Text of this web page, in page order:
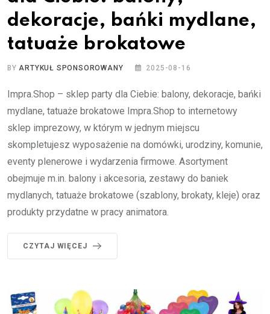
dekoracje, bańki mydlane,
tatuaże brokatowe
BYARTYKUŁ SPONSOROWANY 2025-08-16
Impra.Shop – sklep party dla Ciebie: balony, dekoracje, bańki
mydlane, tatuaże brokatowe Impra.Shop to internetowy
sklep imprezowy, w którym w jednym miejscu
skompletujesz wyposażenie na domówki, urodziny, komunie,
eventy plenerowe i wydarzenia firmowe. Asortyment
obejmuje m.in. balony i akcesoria, zestawy do baniek
mydlanych, tatuaże brokatowe (szablony, brokaty, kleje) oraz
produkty przydatne w pracy animatora.
CZYTAJ WIĘCEJ